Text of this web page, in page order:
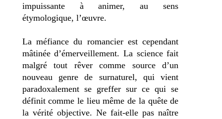
impuissante à animer, au sens
étymologique, l’œuvre.
La méfiance du romancier est cependant
mâtinée d’émerveillement. La science fait
malgré tout rêver comme source d’un
nouveau genre de surnaturel, qui vient
paradoxalement se greffer sur ce qui se
définit comme le lieu même de la quête de
la vérité objective. Ne fait-elle pas naître